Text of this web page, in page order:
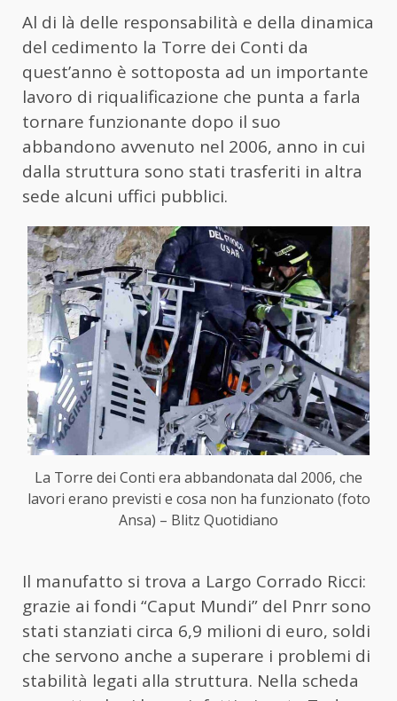
Al di là delle responsabilità e della dinamica
del cedimento la Torre dei Conti da
quest’anno è sottoposta ad un importante
lavoro di riqualificazione che punta a farla
tornare funzionante dopo il suo
abbandono avvenuto nel 2006, anno in cui
dalla struttura sono stati trasferiti in altra
sede alcuni uffici pubblici.
La Torre dei Conti era abbandonata dal 2006, che
lavori erano previsti e cosa non ha funzionato (foto
Ansa) – Blitz Quotidiano
Il manufatto si trova a Largo Corrado Ricci:
grazie ai fondi “Caput Mundi” del Pnrr sono
stati stanziati circa 6,9 milioni di euro, soldi
che servono anche a superare i problemi di
stabilità legati alla struttura. Nella scheda